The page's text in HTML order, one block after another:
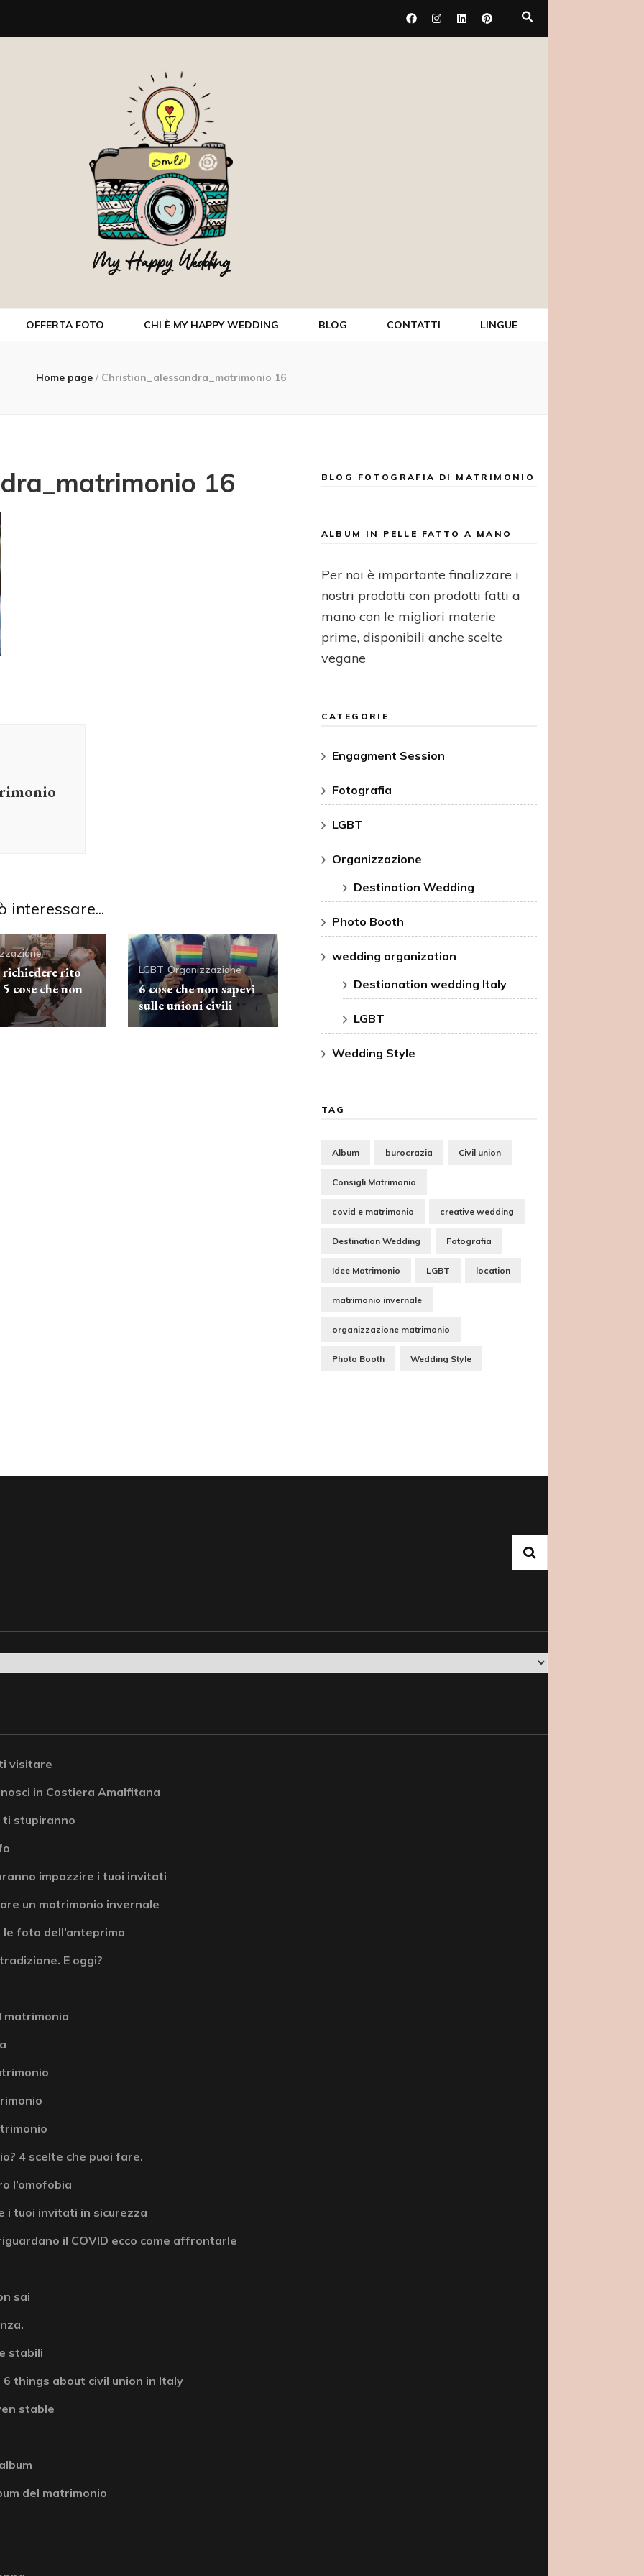
My Happy Wedding
OFFERTA FOTO CHI È MY HAPPY WEDDING BLOG CONTATTI LINGUE
Home page / Christian_alessandra_matrimonio 16
16
interessare...
richiedere rito
cose che non
LGBT Organizzazione
6 cose che non sapevi
sulle unioni civili
BLOG FOTOGRAFIA DI MATRIMONIO
ALBUM IN PELLE FATTO A MANO
Per noi è importante finalizzare i
nostri prodotti con prodotti fatti a
mano con le migliori materie
prime, disponibili anche scelte
vegane
CATEGORIE
Engagment Session
Fotografia
LGBT
Organizzazione
Destination Wedding
Photo Booth
wedding organization
Destionation wedding Italy
LGBT
Wedding Style
TAG
Album burocrazia Civil union
Consigli Matrimonio
covid e matrimonio creative wedding
Destination Wedding Fotografia
Idee Matrimonio LGBT location
matrimonio invernale
organizzazione matrimonio
Photo Booth Wedding Style
visitare
in Costiera Amalfitana
ti stupiranno
impazzire i tuoi invitati
un matrimonio invernale
foto dell’anteprima
E oggi?
matrimonio
4 scelte che puoi fare.
l’omofobia
i tuoi invitati in sicurezza
il COVID ecco come affrontarle
sai
stabili
things about civil union in Italy
stable
del matrimonio